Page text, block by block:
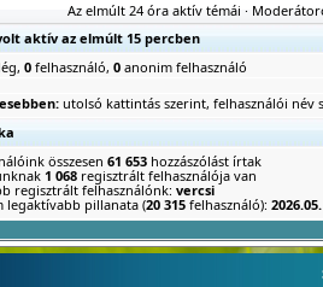
Az elmúlt 24 óra aktív témái ·
aktív az elmúlt 15 percben
0felhasználó, 0anonim felhasználó
utolsó kattintás szerint, felhasználói név
összesen 61 653hozzászólást írtak
1 068regisztrált felhasználója van
regisztrált felhasználónk: vercsi
legaktívabb pillanata (20 315felhasználó):